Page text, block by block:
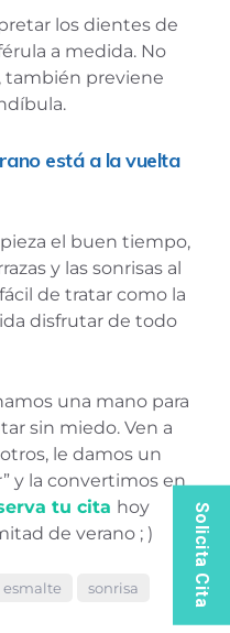
los dientes de
a medida. No
también previene
está a la vuelta
el buen tiempo,
y las sonrisas al
de tratar como la
disfrutar de todo
una mano para
sin miedo. Ven a
le damos un
y la convertimos en
tu cita hoy
de verano ; )
esmalte
sonrisa
Solicita Cita